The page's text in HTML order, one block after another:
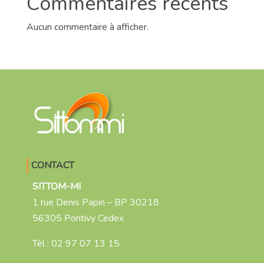
Aucun commentaire à afficher.
CONTACT
SITTOM-MI
1 rue Denis Papin – BP 30218
56305 Pontivy Cedex
Tèl : 02 97 07 13 15